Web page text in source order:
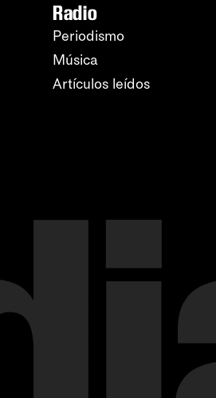
Radio
Periodismo
Música
Artículos leídos